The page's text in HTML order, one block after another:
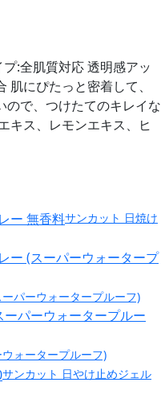
:全肌質対応 透明感アッ
にぴたっと密着して、
ので、つけたてのキレイな
キス、レモンエキス、ヒ
サンカット 日焼け
パーウォータープルーフ)
ォータープルーフ)
サンカット 日やけ止めジェル